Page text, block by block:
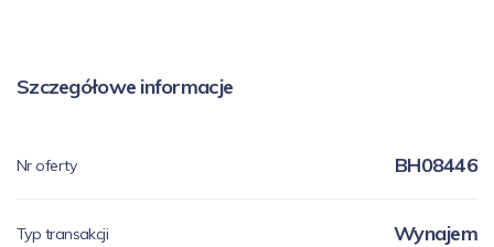
Szczegółowe informacje
Nr oferty BH08446
Typ transakcji Wynajem